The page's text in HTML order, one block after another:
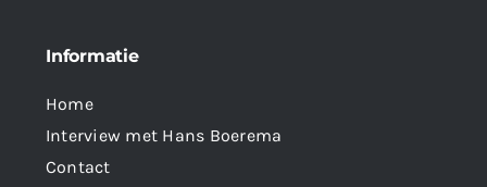
Informatie
Home
Interview met Hans Boerema
Contact